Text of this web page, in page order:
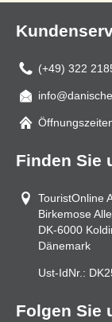
(+49) 322
Mail
Finden Sie
TouristOnline
Birkemose
DK-6000
Dänemark
Ust-IdNr.:
Folgen Sie